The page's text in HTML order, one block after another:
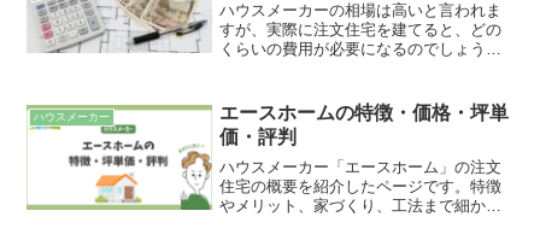
ハウスメーカーの相場は高いと言われま
すが、実際に注文住宅を建てると、どの
くらいの費用が必要になるのでしょう
す。
ハウスメーカー
エースホームの特徴・価格・坪単
価・評判
ハウスメーカー「エースホーム」の注文
住宅の概要を紹介したページです。特徴
やメリット、家づくり、工法まで細かく